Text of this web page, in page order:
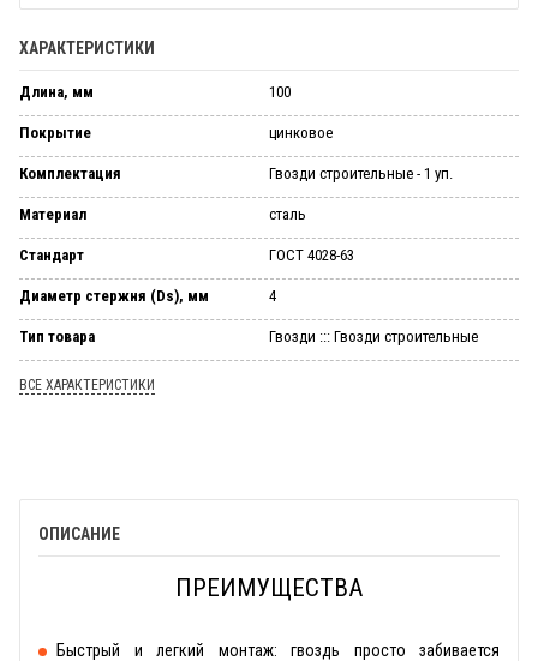
ХАРАКТЕРИСТИКИ
Длина, мм 100
Покрытие цинковое
Комплектация Гвозди строительные - 1 уп.
Материал сталь
Стандарт ГОСТ 4028-63
Диаметр стержня (Ds), мм 4
Тип товара Гвозди ::: Гвозди строительные
ВСЕ ХАРАКТЕРИСТИКИ
ОПИСАНИЕ
ПРЕИМУЩЕСТВА
Быстрый и легкий монтаж: гвоздь просто забивается